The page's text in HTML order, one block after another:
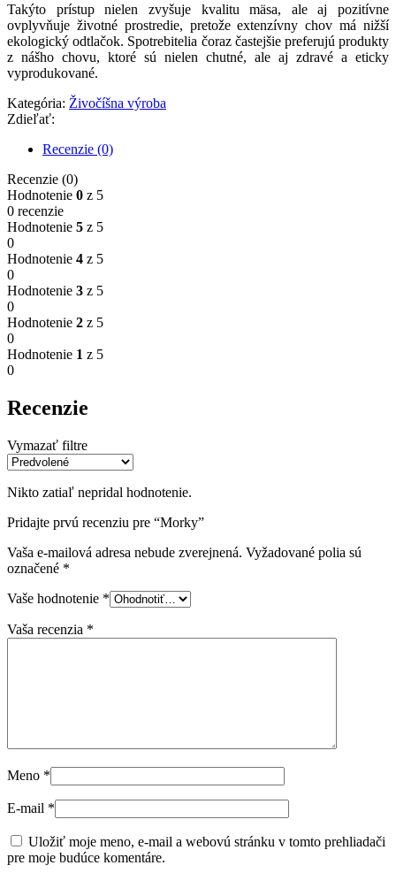
Takýto prístup nielen zvyšuje kvalitu mäsa, ale aj pozitívne
ovplyvňuje životné prostredie, pretože extenzívny chov má nižší
ekologický odtlačok. Spotrebitelia čoraz častejšie preferujú produkty
z nášho chovu, ktoré sú nielen chutné, ale aj zdravé a eticky
vyprodukované.
Kategória: Živočíšna výroba
Zdieľať:
Recenzie (0)
Recenzie (0)
Hodnotenie 0 z 5
0 recenzie
Hodnotenie 5 z 5
0
Hodnotenie 4 z 5
0
Hodnotenie 3 z 5
0
Hodnotenie 2 z 5
0
Hodnotenie 1 z 5
0
Recenzie
Vymazať filtre
Nikto zatiaľ nepridal hodnotenie.
Pridajte prvú recenziu pre “Morky”
Vaša e-mailová adresa nebude zverejnená. Vyžadované polia sú
označené *
Vaše hodnotenie *
Vaša recenzia *
Meno *
E-mail *
Uložiť moje meno, e-mail a webovú stránku v tomto prehliadači
pre moje budúce komentáre.